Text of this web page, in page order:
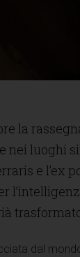
la
nei luoghi
e l’ex
dal